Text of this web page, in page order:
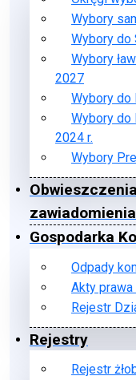
Wybory
Wybory do
Wybory
2027
Wybory do
Wybory do
2024 r.
Wybory
zawiadomienia
Gospodarka
Odpady
Akty
Rejestr
Rejestry
Rejestr